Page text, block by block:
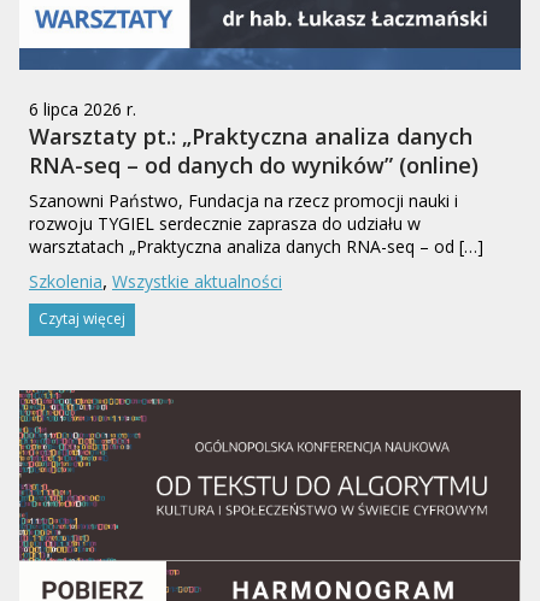
6 lipca 2026 r.
Warsztaty pt.: „Praktyczna analiza danych
RNA-seq – od danych do wyników” (online)
Szanowni Państwo, Fundacja na rzecz promocji nauki i
rozwoju TYGIEL serdecznie zaprasza do udziału w
warsztatach „Praktyczna analiza danych RNA-seq – od […]
Szkolenia, Wszystkie aktualności
Czytaj więcej